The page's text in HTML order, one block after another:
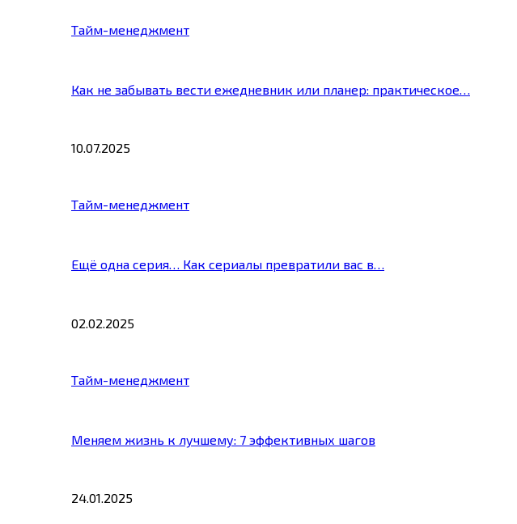
Тайм-менеджмент
Как не забывать вести ежедневник или планер: практическое…
10.07.2025
Тайм-менеджмент
Ещё одна серия… Как сериалы превратили вас в…
02.02.2025
Тайм-менеджмент
Меняем жизнь к лучшему: 7 эффективных шагов
24.01.2025